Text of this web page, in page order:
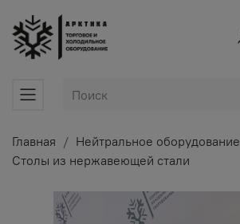
Главная
Нейтральное оборудование
Столы из нержавеющей стали